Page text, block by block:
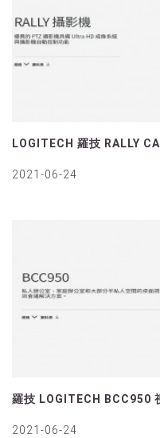
LOGITECH 羅技 RALLY
2021-06-24
羅技 LOGITECH BCC950
2021-06-24